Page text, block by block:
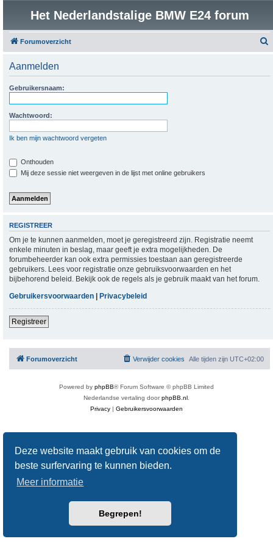
Deze website maakt gebruik van cookies om de
beste surfervaring te kunnen bieden.
Meer informatie
Begrepen!
Het Nederlandstalige BMW E24 forum
Forumoverzicht
Aanmelden
Gebruikersnaam:
Wachtwoord:
Ik ben mijn wachtwoord vergeten
Onthouden
Mij deze sessie niet weergeven in de lijst met online gebruikers
REGISTREER
Om je te kunnen aanmelden, moet je geregistreerd zijn. Registratie neemt
enkele minuten in beslag, maar geeft je extra mogelijkheden. De
forumbeheerder kan ook extra permissies toestaan aan geregistreerde
gebruikers. Lees voor registratie onze gebruiksvoorwaarden en het
bijbehorend beleid. Bekijk ook de regels als je gebruik maakt van het forum.
Gebruikersvoorwaarden | Privacybeleid
Registreer
Forumoverzicht Alle tijden zijn UTC+02:00
Verwijder cookies
Powered by phpBB® Forum Software © phpBB Limited
Nederlandse vertaling doorphpBB.nl
Privacy | Gebruikersvoorwaarden